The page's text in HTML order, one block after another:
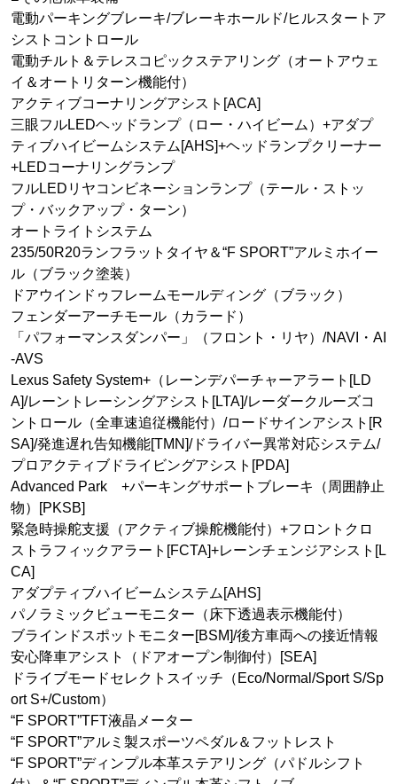
電動パーキングブレーキ/ブレーキホールド/ヒルスタートア
シストコントロール
電動チルト＆テレスコピックステアリング（オートアウェ
イ＆オートリターン機能付）
アクティブコーナリングアシスト[ACA]
三眼フルLEDヘッドランプ（ロー・ハイビーム）+アダプ
ティブハイビームシステム[AHS]+ヘッドランプクリーナー
+LEDコーナリングランプ
フルLEDリヤコンビネーションランプ（テール・ストッ
プ・バックアップ・ターン）
オートライトシステム
235/50R20ランフラットタイヤ＆“F SPORT”アルミホイー
ル（ブラック塗装）
ドアウインドゥフレームモールディング（ブラック）
フェンダーアーチモール（カラード）
「パフォーマンスダンパー」（フロント・リヤ）/NAVI・AI
-AVS
Lexus Safety System+（レーンデパーチャーアラート[LD
A]/レーントレーシングアシスト[LTA]/レーダークルーズコ
ントロール（全車速追従機能付）/ロードサインアシスト[R
SA]/発進遅れ告知機能[TMN]/ドライバー異常対応システム/
プロアクティブドライビングアシスト[PDA]
Advanced Park +パーキングサポートブレーキ（周囲静止
物）[PKSB]
緊急時操舵支援（アクティブ操舵機能付）+フロントクロ
ストラフィックアラート[FCTA]+レーンチェンジアシスト[L
CA]
アダプティブハイビームシステム[AHS]
パノラミックビューモニター（床下透過表示機能付）
ブラインドスポットモニター[BSM]/後方車両への接近情報
安心降車アシスト（ドアオープン制御付）[SEA]
ドライブモードセレクトスイッチ（Eco/Normal/Sport S/Sp
ort S+/Custom）
“F SPORT”TFT液晶メーター
“F SPORT”アルミ製スポーツペダル＆フットレスト
“F SPORT”ディンプル本革ステアリング（パドルシフト